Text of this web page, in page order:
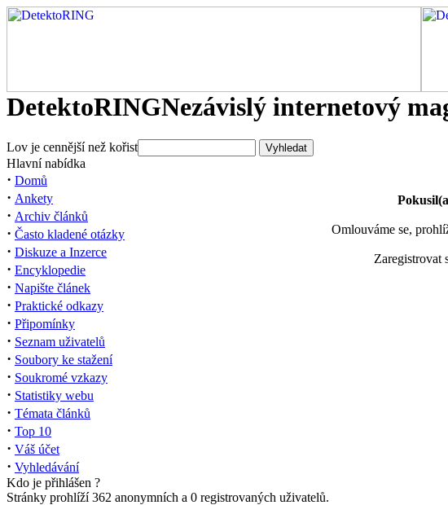
DetektoRINGNezávislý internetový
Lov je cennější než kořist
Hlavní nabídka
· Domů
· Ankety
· Archiv článků
· Často kladené otázky
· Diskuze a Inzerce
· Encyklopedie
· Napište článek
· Praktické odkazy
· Připomínky
· Seznam uživatelů
· Soubory ke stažení
· Soukromé vzkazy
· Statistiky webu
· Témata článků
· Top 10
· Váš účet
· Vyhledávání
Kdo je přihlášen ?
Stránky prohlíží 362 anonymních a 0 registrovaných uživatelů.
Omlouváme se,
Zaregistrovat